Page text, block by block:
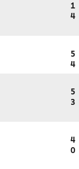
1
4
5
4
5
3
4
0